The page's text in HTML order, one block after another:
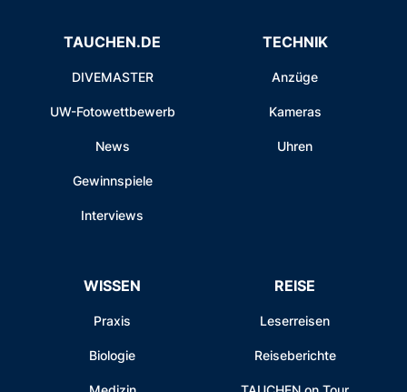
TAUCHEN.DE
DIVEMASTER
UW-Fotowettbewerb
News
Gewinnspiele
Interviews
TECHNIK
Anzüge
Kameras
Uhren
WISSEN
Praxis
Biologie
REISE
Leserreisen
Reiseberichte